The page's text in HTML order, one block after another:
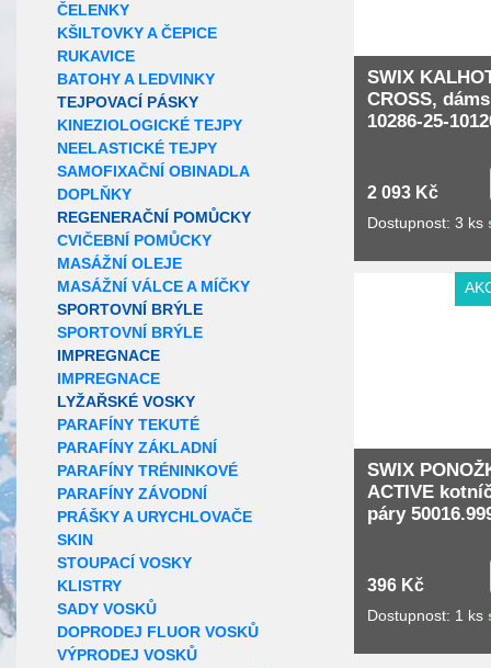
ČELENKY
KŠILTOVKY A ČEPICE
RUKAVICE
BATOHY A LEDVINKY
TEJPOVACÍ PÁSKY
KINEZIOLOGICKÉ TEJPY
NEELASTICKÉ TEJPY
SAMOFIXAČNÍ OBINADLA
DOPLŇKY
REGENERAČNÍ POMŮCKY
CVIČEBNÍ POMŮCKY
MASÁŽNÍ OLEJE
MASÁŽNÍ VÁLCE A MÍČKY
SPORTOVNÍ BRÝLE
SPORTOVNÍ BRÝLE
IMPREGNACE
IMPREGNACE
LYŽAŘSKÉ VOSKY
PARAFÍNY TEKUTÉ
PARAFÍNY ZÁKLADNÍ
PARAFÍNY TRÉNINKOVÉ
PARAFÍNY ZÁVODNÍ
PRÁŠKY A URYCHLOVAČE
SKIN
STOUPACÍ VOSKY
KLISTRY
SADY VOSKŮ
DOPRODEJ FLUOR VOSKŮ
VÝPRODEJ VOSKŮ
SWIX
CROSS,
10286-25-
2 093 Kč
Dostupnost: 3 ks
SWIX
ACTIVE
páry
396 Kč
Dostupnost: 1 ks